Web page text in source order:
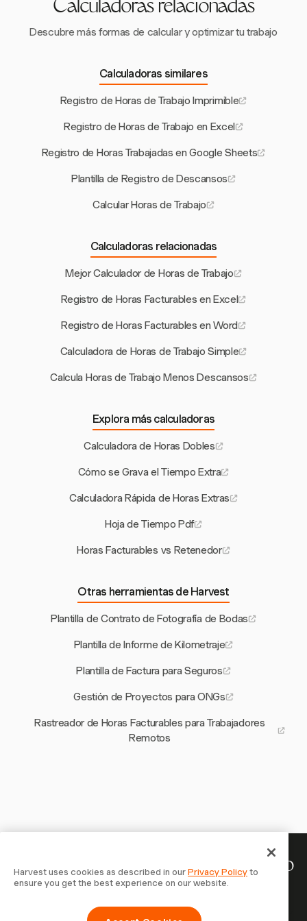
Calculadoras relacionadas
Descubre más formas de calcular y optimizar tu trabajo
Calculadoras similares
Registro de Horas de Trabajo Imprimible
Registro de Horas de Trabajo en Excel
Registro de Horas Trabajadas en Google Sheets
Plantilla de Registro de Descansos
Calcular Horas de Trabajo
Calculadoras relacionadas
Mejor Calculador de Horas de Trabajo
Registro de Horas Facturables en Excel
Registro de Horas Facturables en Word
Calculadora de Horas de Trabajo Simple
Calcula Horas de Trabajo Menos Descansos
Explora más calculadoras
Calculadora de Horas Dobles
Cómo se Grava el Tiempo Extra
Calculadora Rápida de Horas Extras
Hoja de Tiempo Pdf
Horas Facturables vs Retenedor
Otras herramientas de Harvest
Plantilla de Contrato de Fotografía de Bodas
Plantilla de Informe de Kilometraje
Plantilla de Factura para Seguros
Gestión de Proyectos para ONGs
Rastreador de Horas Facturables para Trabajadores
Remotos
Tu tiempo merece ser registrado
— empieza ahora
Únete a más de 70.000 empresas que registran tiempo,
Harvest uses cookies as described in ourPrivacy Policyto
ensure you get the best experience on our website.